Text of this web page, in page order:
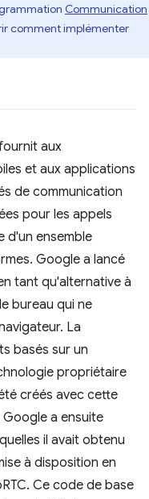
Communication
comment implémenter
aux
et aux applications
de communication
pour les appels
d'un ensemble
Google a lancé
tant qu'alternative à
bureau qui ne
La
basés sur un
propriétaire
créés avec cette
a ensuite
il avait obtenu
à disposition en
Ce code de base